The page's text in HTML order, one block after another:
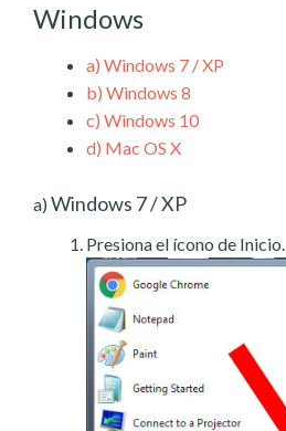
Windows
a) Windows 7 / XP
b) Windows 8
c) Windows 10
d) Mac OS X
a) Windows 7 / XP
Presiona el ícono de Inicio.